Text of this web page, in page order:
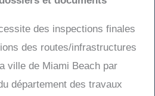
des inspections finales
des routes/infrastructures
ville de Miami Beach par
département des travaux